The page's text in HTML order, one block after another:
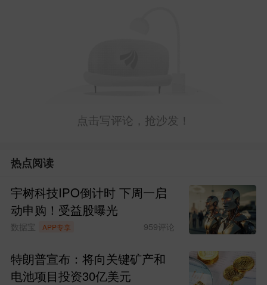
点击写评论，抢沙发！
热点阅读
宇树科技IPO倒计时 下周一启
动申购！受益股曝光
数据宝 APP专享 959评论
特朗普宣布：将向关键矿产和
电池项目投资30亿美元